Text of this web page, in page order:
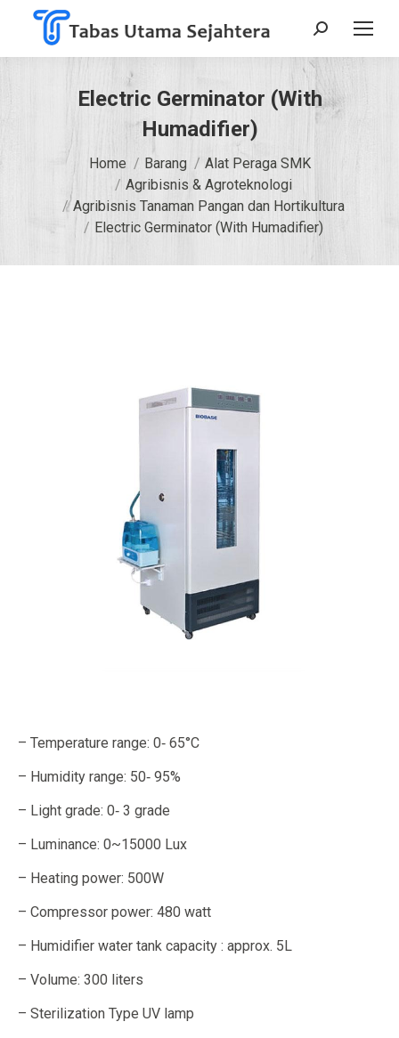
Search:
Electric Germinator (With
Humadifier)
You are here:Home Barang
Alat Peraga SMK
Agribisnis & Agroteknologi
Agribisnis Tanaman Pangan dan Hortikultura
Electric Germinator (With Humadifier)
– Temperature range: 0‐ 65°C
– Humidity range: 50‐ 95%
– Light grade: 0‐ 3 grade
– Luminance: 0~15000 Lux
– Heating power: 500W
– Compressor power: 480 watt
– Humidifier water tank capacity : approx. 5L
– Volume: 300 liters
– Sterilization Type UV lamp